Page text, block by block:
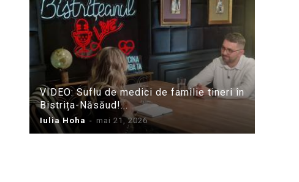
VIDEO: Suflu de medici de familie tineri în
Bistrița-Năsăud!...
Iulia Hoha - mai 21, 2026